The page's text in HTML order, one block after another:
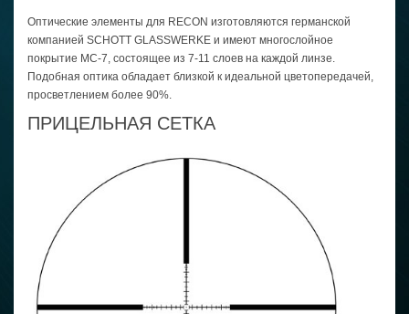
Оптические элементы для RECON изготовляются германской
компанией SCHOTT GLASSWERKE и имеют многослойное
покрытие MC-7, состоящее из 7-11 слоев на каждой линзе.
Подобная оптика обладает близкой к идеальной цветопередачей,
просветлением более 90%.
ПРИЦЕЛЬНАЯ СЕТКА